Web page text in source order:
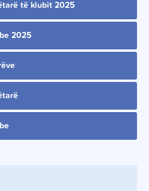
të klubit 2025
2025